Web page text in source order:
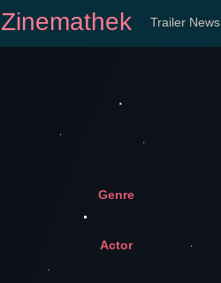
Zinemathek Trailer News
Genre
Actor